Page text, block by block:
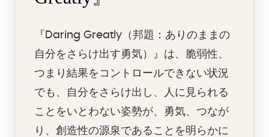
『Daring Greatly（邦題：ありのままの
自分をさらけ出す勇気）』は、脆弱性、
つまり結果をコントロールできない状況
でも、自分をさらけ出し、人に見られる
ことをいとわない姿勢が、勇気、つなが
り、創造性の源泉であることを明らかに